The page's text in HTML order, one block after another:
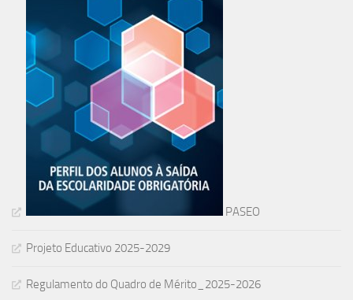
PASEO
Projeto Educativo 2025-2029
Regulamento do Quadro de Mérito_2025-2026